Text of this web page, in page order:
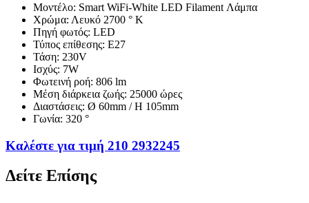
Μοντέλο: Smart WiFi-White LED Filament Λάμπα
Χρώμα: Λευκό 2700 ° Κ
Πηγή φωτός: LED
Τύπος επίθεσης: E27
Τάση: 230V
Ισχύς: 7W
Φωτεινή ροή: 806 lm
Μέση διάρκεια ζωής: 25000 ώρες
Διαστάσεις: Ø 60mm / H 105mm
Γωνία: 320 °
Καλέστε για τιμή 210 2932245
Δείτε Επίσης